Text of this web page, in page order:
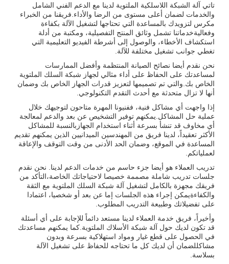
تاتي آلة الشبكة اللاسلكية الملتوية لدينا مع الدعم الفني الشامل
والخدمات لضمان أعلى مستوى من الرضا والأداء.فريقنا من الخبراء
مكرس لتزويدك بالمساعدة التي تحتاجها لتشغيل الآلة بكفاءة
وفعاليةخدماتنا تشمل وثائق المنتج التفصيلية، ومكتبة من أدلة
استكشاف الأخطاء، والوصول إلى أشرطة الفيديو التعليمية التي
تغطي جوانب تشغيل مختلفة للآلة.
نحن نقدم أيضا نصائح الصيانة المنتظمة وأفضل الممارسات
لمساعدتك على الحفاظ على أداء مثالي لجهاز شبكة السلك الملتوية
الخاص بك.والتي تم تصميمها لتعزيز قدرات الجهاز الخاص بك وضمان
أنها لا تزال متحدثة مع أحدث التقدم التكنولوجي.
إذا واجهت أي مشاكل فنية، ففنيونا المهرة متاحون لتوجيهك خلال
عملية حل المشاكل.يمكنهم توفير التشخيص عن بعد والدعم لمعالجة
أي مخاوف قد تنشأ بسرعة أثناء استخدام الجهازبالنسبة للمشاكل
الأكثر تعقيداً، لدينا فريق من المهندسين الميدانيين الذين يمكنهم تقديم
المساعدة في الموقع، وضمان الحد الأدنى من وقت التوقف والإعاقة
لعملياتكم.
تدريب العملاء هو أيضا جزء حاسم من خدمات الدعم لدينا. نحن نقدم
جلسات تدريب شاملة مصممة خصيصا لاحتياجاتك الخاصة،التأكد من
فريقك مجهزة بالكامل لتشغيل آلة شبكة السلك الملتوية مع الثقة
والكفاءةيمكن إجراء هذه الجلسات إما عن بعد أو شخصيا، اعتمادا
على تفضيلاتك وطبيعة التدريب المطلوب.
وأخيراً، فريق خدمة العملاء لدينا مستعد دائماً للإجابة على أي أسئلة
قد تكون لديك حول آلة شبكة الأسلاك الملتوية.كما يمكنهم مساعدتك
في الحصول على قطع غيار ومواد استهلاكية بسرعة وبدون
مشاكللضمان أن لديك كل ما تحتاجه للحفاظ على تشغيل الآلة
بسلاسة.